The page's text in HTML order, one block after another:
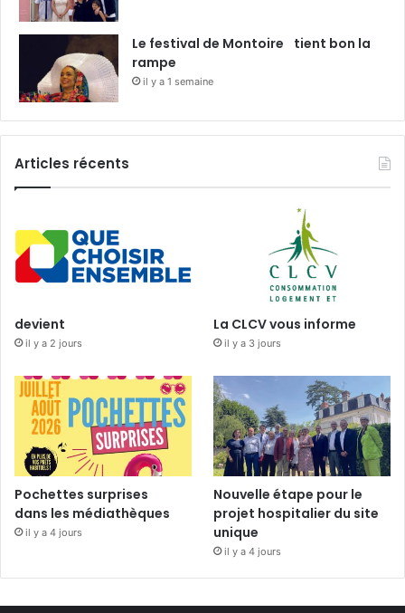
Le festival de Montoire tient bon la
rampe
il y a 1 semaine
Articles récents
devient
il y a 2 jours
La CLCV vous informe
il y a 3 jours
Pochettes surprises
dans les médiathèques
il y a 4 jours
Nouvelle étape pour le
projet hospitalier du site
unique
il y a 4 jours